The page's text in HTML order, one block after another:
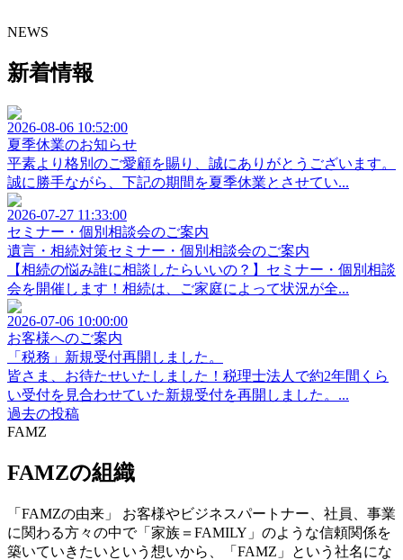
NEWS
新着情報
2026-08-06 10:52:00
夏季休業のお知らせ
平素より格別のご愛顧を賜り、誠にありがとうございます。
誠に勝手ながら、下記の期間を夏季休業とさせてい...
2026-07-27 11:33:00
セミナー・個別相談会のご案内
遺言・相続対策セミナー・個別相談会のご案内
【相続の悩み誰に相談したらいいの？】セミナー・個別相談
会を開催します！相続は、ご家庭によって状況が全...
2026-07-06 10:00:00
お客様へのご案内
「税務」新規受付再開しました。
皆さま、お待たせいたしました！税理士法人で約2年間くら
い受付を見合わせていた新規受付を再開しました。...
過去の投稿
FAMZ
FAMZの組織
「FAMZの由来」 お客様やビジネスパートナー、社員、事業
に関わる方々の中で「家族＝FAMILY」のような信頼関係を
築いていきたいという想いから、「FAMZ」という社名にな